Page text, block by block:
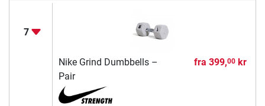
7
Nike Grind Dumbbells –
Pair
fra 399,00kr